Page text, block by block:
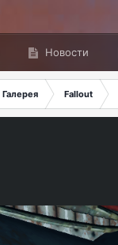
Новости
Галерея Fallout